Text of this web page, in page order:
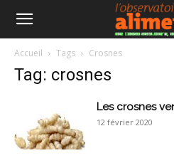
Accueil Tags Crosnes
Tag: crosnes
Les crosnes
12 février 2020